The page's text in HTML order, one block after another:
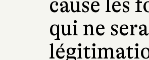
cause les
qui ne